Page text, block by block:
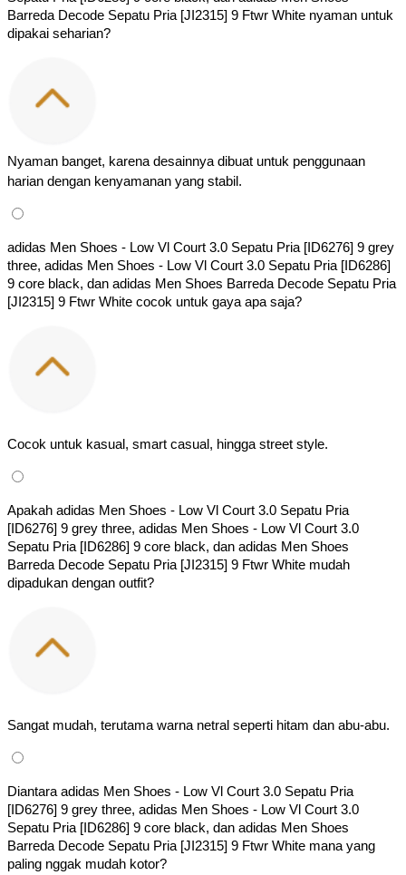
Barreda Decode Sepatu Pria [JI2315] 9 Ftwr White nyaman untuk
dipakai seharian?
Nyaman banget, karena desainnya dibuat untuk penggunaan
harian dengan kenyamanan yang stabil.
adidas Men Shoes - Low Vl Court 3.0 Sepatu Pria [ID6276] 9 grey
three, adidas Men Shoes - Low Vl Court 3.0 Sepatu Pria [ID6286]
9 core black, dan adidas Men Shoes Barreda Decode Sepatu Pria
[JI2315] 9 Ftwr White cocok untuk gaya apa saja?
Cocok untuk kasual, smart casual, hingga street style.
Apakah adidas Men Shoes - Low Vl Court 3.0 Sepatu Pria
[ID6276] 9 grey three, adidas Men Shoes - Low Vl Court 3.0
Sepatu Pria [ID6286] 9 core black, dan adidas Men Shoes
Barreda Decode Sepatu Pria [JI2315] 9 Ftwr White mudah
dipadukan dengan outfit?
Sangat mudah, terutama warna netral seperti hitam dan abu-abu.
Diantara adidas Men Shoes - Low Vl Court 3.0 Sepatu Pria
[ID6276] 9 grey three, adidas Men Shoes - Low Vl Court 3.0
Sepatu Pria [ID6286] 9 core black, dan adidas Men Shoes
Barreda Decode Sepatu Pria [JI2315] 9 Ftwr White mana yang
paling nggak mudah kotor?